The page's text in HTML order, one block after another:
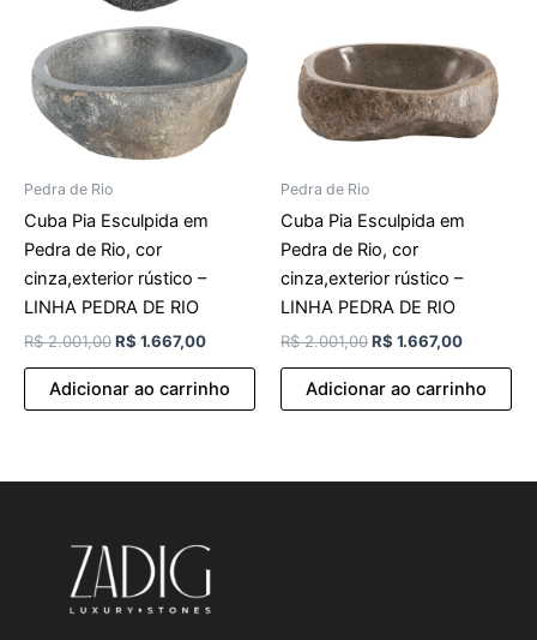
Pedra de Rio
Cuba Pia Esculpida em
Pedra de Rio, cor
cinza,exterior rústico –
LINHA PEDRA DE RIO
R$2.001,00R$ 1.667,00
Adicionar ao carrinho
Pedra de Rio
Cuba Pia Esculpida em
Pedra de Rio, cor
cinza,exterior rústico –
LINHA PEDRA DE RIO
R$2.001,00R$ 1.667,00
Adicionar ao carrinho